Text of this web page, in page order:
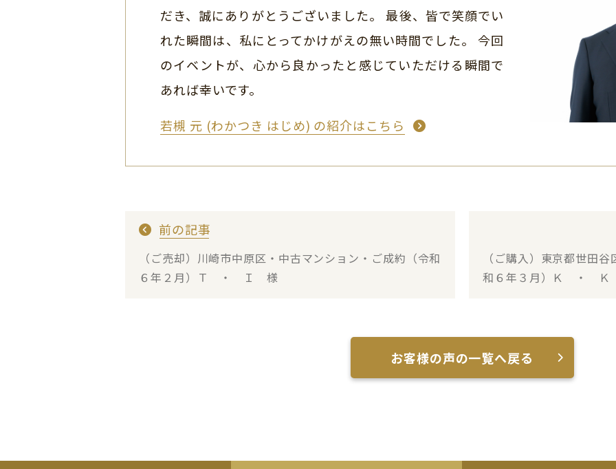
だき、誠にありがとうございました。 最後、皆で笑顔でい
れた瞬間は、私にとってかけがえの無い時間でした。 今回
のイベントが、心から良かったと感じていただける瞬間で
あれば幸いです。
若槻 元 (わかつき はじめ) の紹介はこちら
前の記事
（ご売却）川崎市中原区・中古マンション・ご成約（令和
６年２月）Ｔ ・ Ｉ 様
（ご購入）東京都世田
和６年３月）Ｋ ・
お客様の声の一覧へ戻る